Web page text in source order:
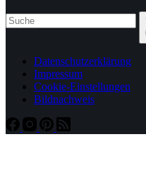
Datenschutzerklärung
Impressum
Cookie-Einstellungen
Bildnachweis